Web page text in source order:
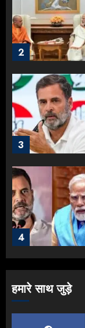
2
3
4
हमारे साथ जुड़े